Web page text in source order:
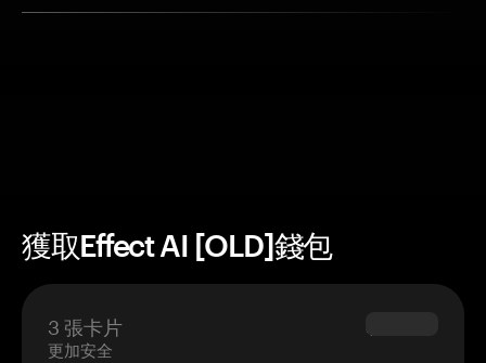
獲取Effect AI [OLD]錢包
3 張卡片
更加安全
$69.90